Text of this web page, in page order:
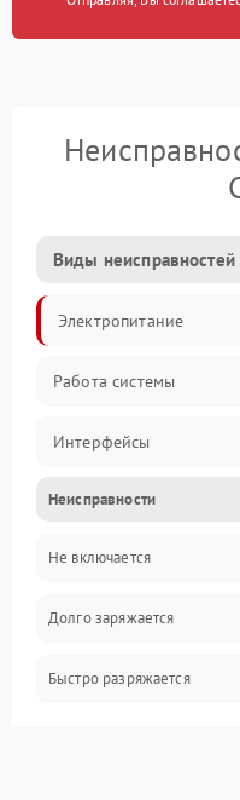
Виды неисправностей
Электропитание
Работа системы
Интерфейсы
Электронные
Корпус/Герметичность
Неисправности
Не включается
Долго заряжается
Быстро разряжается